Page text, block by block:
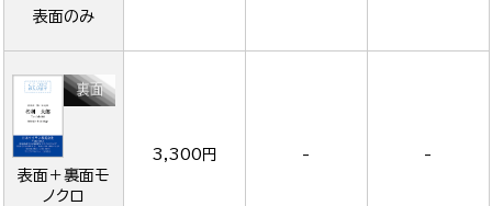
表面のみ
表面＋裏面モ
ノクロ
3,300円 - -